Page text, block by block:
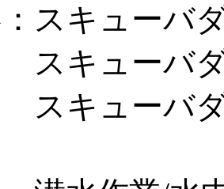
スキューバ
ーバダイ
ーバダイ